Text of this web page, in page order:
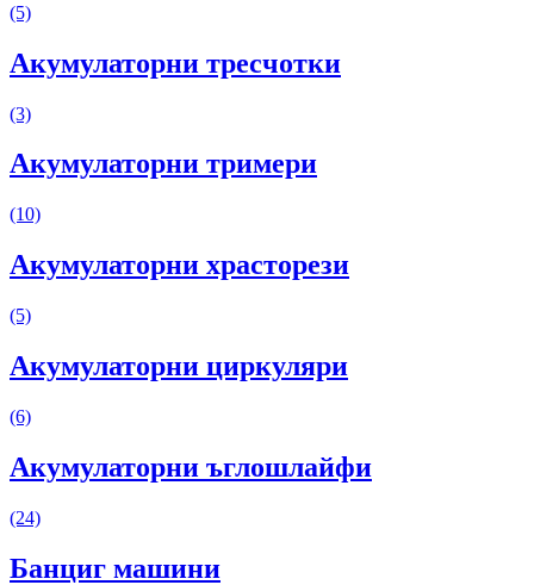
(5)
Акумулаторни тресчотки
(3)
Акумулаторни тримери
(10)
Акумулаторни храсторези
(5)
Акумулаторни циркуляри
(6)
Акумулаторни ъглошлайфи
(24)
Банциг машини